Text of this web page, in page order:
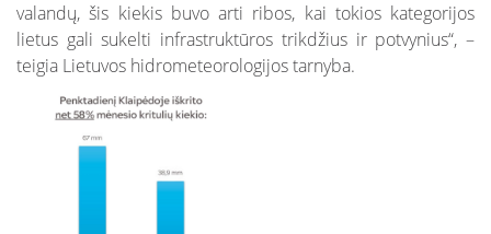
valandų, šis kiekis buvo arti ribos, kai tokios kategorijos
lietus gali sukelti infrastruktūros trikdžius ir potvynius“, –
teigia Lietuvos hidrometeorologijos tarnyba.